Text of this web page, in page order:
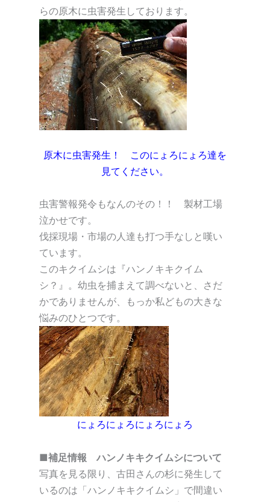
らの原木に虫害発生しております。
原木に虫害発生！ このにょろにょろ達を
見てください。
虫害警報発令もなんのその！！ 製材工場
泣かせです。
伐採現場・市場の人達も打つ手なしと嘆い
ています。
このキクイムシは『ハンノキキクイム
シ？』。幼虫を捕まえて調べないと、さだ
かでありませんが、もっか私どもの大きな
悩みのひとつです。
にょろにょろにょろにょろ
■補足情報 ハンノキキクイムシについて
写真を見る限り、古田さんの杉に発生して
いるのは「ハンノキキクイムシ」で間違い